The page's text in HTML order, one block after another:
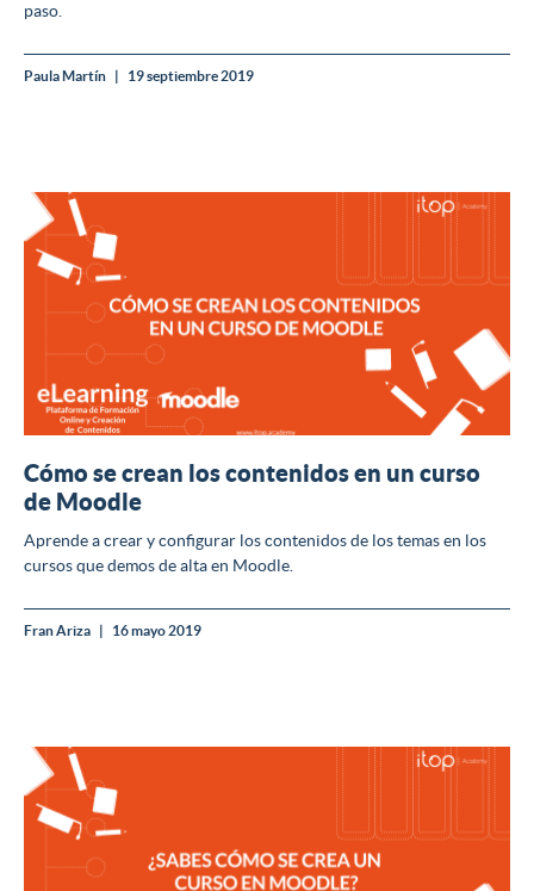
paso.
Paula Martín 19 septiembre 2019
Cómo se crean los contenidos en un curso
de Moodle
Aprende a crear y configurar los contenidos de los temas en los
cursos que demos de alta en Moodle.
Fran Ariza 16 mayo 2019